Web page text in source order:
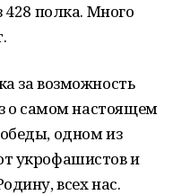
полка. Много
за возможность
о самом настоящем
одном из
укрофашистов и
всех нас.